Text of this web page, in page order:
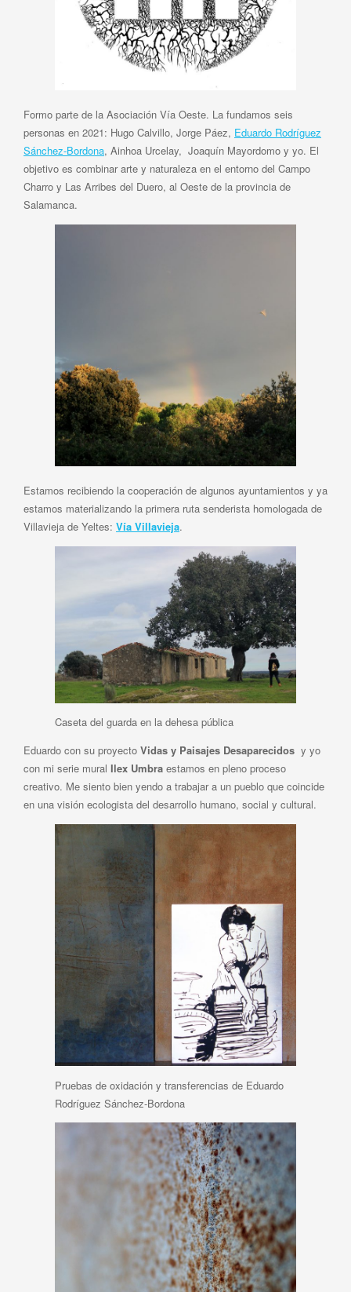
Formo parte de la Asociación Vía Oeste. La fundamos seis
personas en 2021: Hugo Calvillo, Jorge Páez, Eduardo Rodríguez
Sánchez-Bordona, Ainhoa Urcelay, Joaquín Mayordomo y yo. El
objetivo es combinar arte y naturaleza en el entorno del Campo
Charro y Las Arribes del Duero, al Oeste de la provincia de
Salamanca.
Estamos recibiendo la cooperación de algunos ayuntamientos y ya
estamos materializando la primera ruta senderista homologada de
Villavieja de Yeltes: Vía Villavieja.
Caseta del guarda en la dehesa pública
Eduardo con su proyecto Vidas y Paisajes Desaparecidos y yo
con mi serie mural Ilex Umbra estamos en pleno proceso
creativo. Me siento bien yendo a trabajar a un pueblo que coincide
en una visión ecologista del desarrollo humano, social y cultural.
Pruebas de oxidación y transferencias de Eduardo
Rodríguez Sánchez-Bordona